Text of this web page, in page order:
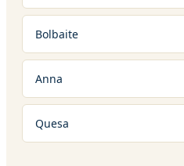
Bolbaite
Anna
Quesa